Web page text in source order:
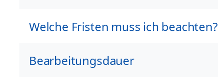
Welche Fristen muss ich beachten?
Bearbeitungsdauer